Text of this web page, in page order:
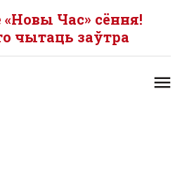
Час» сёння!
чытаць заўтра